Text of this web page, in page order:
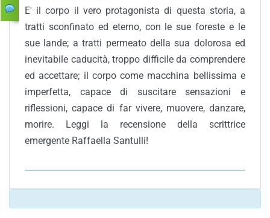
E' il corpo il vero protagonista di questa storia, a
tratti sconfinato ed eterno, con le sue foreste e le
sue lande; a tratti permeato della sua dolorosa ed
inevitabile caducità, troppo difficile da comprendere
ed accettare; il corpo come macchina bellissima e
imperfetta, capace di suscitare sensazioni e
riflessioni, capace di far vivere, muovere, danzare,
morire. Leggi la recensione della scrittrice
emergente Raffaella Santulli!